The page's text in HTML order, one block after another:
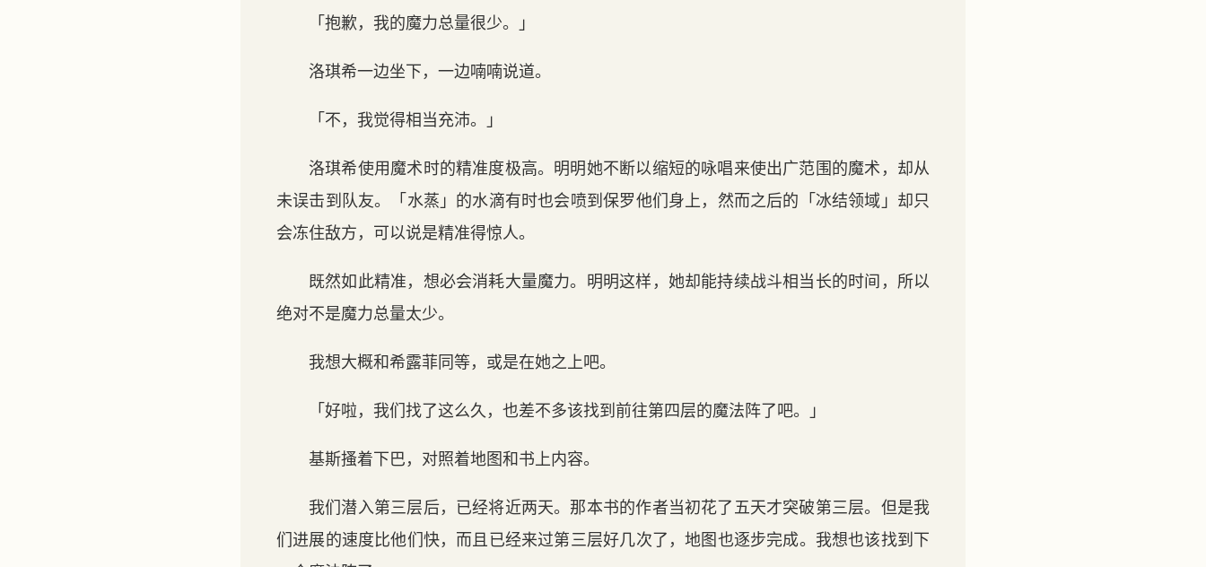
「抱歉，我的魔力总量很少。」
洛琪希一边坐下，一边喃喃说道。
「不，我觉得相当充沛。」
洛琪希使用魔术时的精准度极高。明明她不断以缩短的咏唱来使出广范围的魔术，却从
未误击到队友。「水蒸」的水滴有时也会喷到保罗他们身上，然而之后的「冰结领域」却只
会冻住敌方，可以说是精准得惊人。
既然如此精准，想必会消耗大量魔力。明明这样，她却能持续战斗相当长的时间，所以
绝对不是魔力总量太少。
我想大概和希露菲同等，或是在她之上吧。
「好啦，我们找了这么久，也差不多该找到前往第四层的魔法阵了吧。」
基斯搔着下巴，对照着地图和书上内容。
我们潜入第三层后，已经将近两天。那本书的作者当初花了五天才突破第三层。但是我
们进展的速度比他们快，而且已经来过第三层好几次了，地图也逐步完成。我想也该找到下